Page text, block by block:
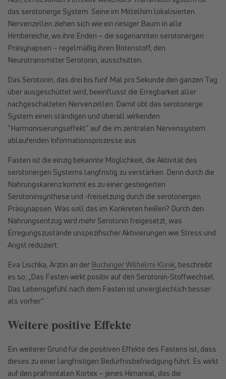
das serotonerge System. Seine im Mittelhirn lokalisierten
Nervenzellen ziehen sich wie ein riesiger Baum in alle
Hirnbereiche, wo ihre Enden – die sogenannten serotonergen
Präsynapsen – regelmäßig ihren Botenstoff, den
Neurotransmitter Serotonin, ausschütten.
Das Serotonin, das drei bis fünf Mal pro Sekunde den ganzen Tag
über ausgeschüttet wird, beeinflusst die Erregbarkeit aller
nachgeschalteten Nervenzellen. Damit übt das serotonerge
System einen ständigen und überall wirkenden
“Harmonisierungseffekt” auf die im zentralen Nervensystem
ablaufenden Informationsprozesse aus.
Fasten ist die einzig bekannte Möglichkeit, die Aktivität des
serotonergen Systems langfristig zu verstärken. Denn durch die
Nahrungskarenz kommt es zu einer gesteigerten
Serotoninsynthese und -freisetzung durch die serotonergen
Präsynapsen. Was soll das im Konkreten heißen? Durch den
Nahrungsentzug wird mehr Serotonin freigesetzt, was
Erregungszustände unspezifischer Aktivierungen wie Stress und
Angst reduziert.
Eva Lischka, Ärztin an der Buchinger Wilhelmi Klinik , beschreibt
es so: „Das Fasten wirkt positiv auf den Serotonin-Stoffwechsel.
Das Lebensgefühl nach dem Fasten ist unvergleichlich besser
als vorher.“
Weitere positive Effekte
Ein weiterer Grund für die positiven Effekte des Fastens ist, dass
dieses zu einer langfristigen Bedürfnisbefriedigung führt. Es wirkt
auf den präfrontalen Kortex – jenes Hirnareal, das die